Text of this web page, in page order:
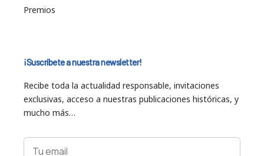
Premios
¡Suscríbete a nuestra newsletter!
Recibe toda la actualidad responsable, invitaciones
exclusivas, acceso a nuestras publicaciones históricas, y
mucho más…